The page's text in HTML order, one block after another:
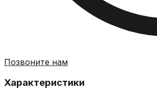
Позвоните нам
Характеристики